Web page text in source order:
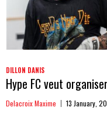
DILLON DANIS
Hype FC veut
Delacroix Maxime 13 January,